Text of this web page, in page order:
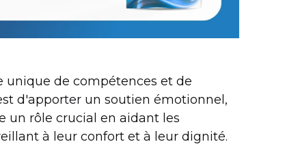
unique de compétences et de
d'apporter un soutien émotionnel,
un rôle crucial en aidant les
à leur confort et à leur dignité.